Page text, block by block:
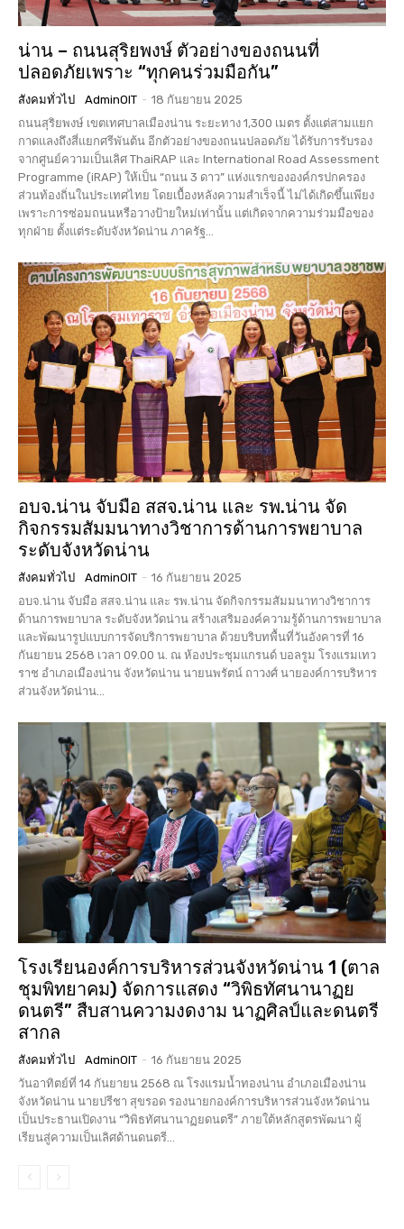
น่าน – ถนนสุริยพงษ์ ตัวอย่างของถนนที่
ปลอดภัยเพราะ “ทุกคนร่วมมือกัน”
สังคมทั่วไป AdminOIT - 18 กันยายน 2025
ถนนสุริยพงษ์ เขตเทศบาลเมืองน่าน ระยะทาง 1,300 เมตร ตั้งแต่สามแยก
กาดแลงถึงสี่แยกศรีพันต้น อีกตัวอย่างของถนนปลอดภัย ได้รับการรับรอง
จากศูนย์ความเป็นเลิศ ThaiRAP และ International Road Assessment
Programme (iRAP) ให้เป็น “ถนน 3 ดาว” แห่งแรกขององค์กรปกครอง
ส่วนท้องถิ่นในประเทศไทย โดยเบื้องหลังความสำเร็จนี้ ไม่ได้เกิดขึ้นเพียง
เพราะการซ่อมถนนหรือวางป้ายใหม่เท่านั้น แต่เกิดจากความร่วมมือของ
ทุกฝ่าย ตั้งแต่ระดับจังหวัดน่าน ภาครัฐ...
อบจ.น่าน จับมือ สสจ.น่าน และ รพ.น่าน จัด
กิจกรรมสัมมนาทางวิชาการด้านการพยาบาล
ระดับจังหวัดน่าน
สังคมทั่วไป AdminOIT - 16 กันยายน 2025
อบจ.น่าน จับมือ สสจ.น่าน และ รพ.น่าน จัดกิจกรรมสัมมนาทางวิชาการ
ด้านการพยาบาล ระดับจังหวัดน่าน สร้างเสริมองค์ความรู้ด้านการพยาบาล
และพัฒนารูปแบบการจัดบริการพยาบาล ด้วยบริบทพื้นที่วันอังคารที่ 16
กันยายน 2568 เวลา 09.00 น. ณ ห้องประชุมแกรนด์ บอลรูม โรงแรมเทว
ราช อำเภอเมืองน่าน จังหวัดน่าน นายนพรัตน์ ถาวงศ์ นายองค์การบริหาร
ส่วนจังหวัดน่าน...
โรงเรียนองค์การบริหารส่วนจังหวัดน่าน 1 (ตาล
ชุมพิทยาคม) จัดการแสดง “วิพิธทัศนานาฏย
ดนตรี” สืบสานความงดงาม นาฏศิลป์และดนตรี
สากล
สังคมทั่วไป AdminOIT - 16 กันยายน 2025
วันอาทิตย์ที่ 14 กันยายน 2568 ณ โรงแรมน้ำทองน่าน อำเภอเมืองน่าน
จังหวัดน่าน นายปรีชา สุขรอด รองนายกองค์การบริหารส่วนจังหวัดน่าน
เป็นประธานเปิดงาน “วิพิธทัศนานาฏยดนตรี” ภายใต้หลักสูตรพัฒนา ผู้
เรียนสู่ความเป็นเลิศด้านดนตรี...